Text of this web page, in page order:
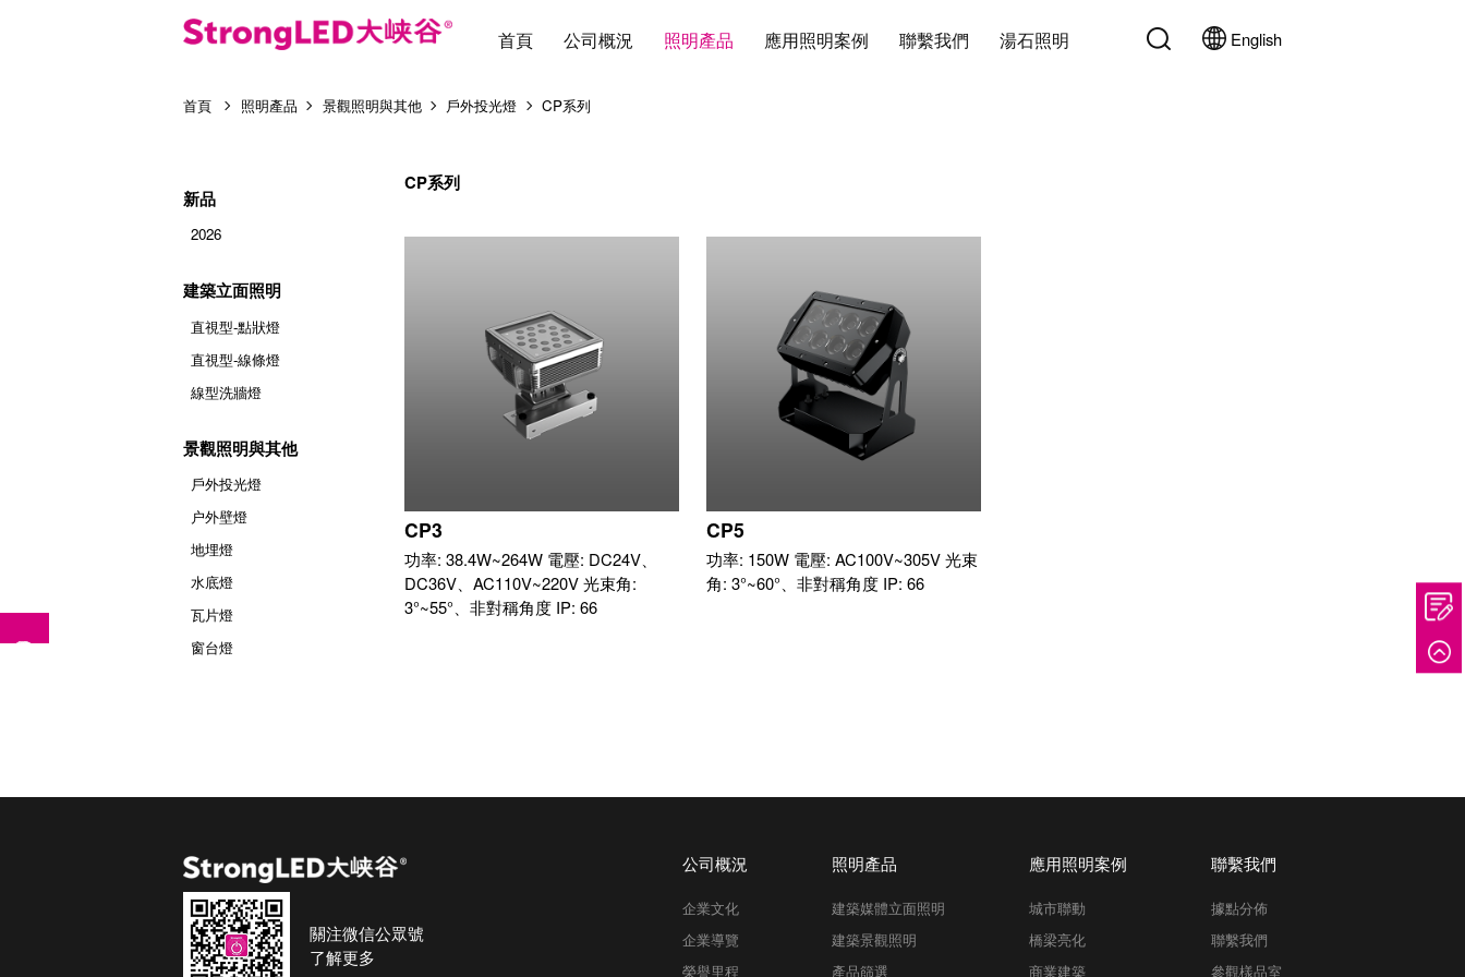
首頁 公司概況 照明產品 應用照明案例 聯繫我們 湯石照明 English
首頁 照明產品 景觀照明與其他 戶外投光燈 CP系列
新品
2026
建築立面照明
直視型-點狀燈
直視型-線條燈
線型洗牆燈
景觀照明與其他
戶外投光燈
户外壁燈
地埋燈
水底燈
瓦片燈
窗台燈
CP系列
CP3
功率: 38.4W~264W 電壓: DC24V、
DC36V、AC110V~220V 光束角:
3°~55°、非對稱角度 IP: 66
CP5
功率: 150W 電壓: AC100V~305V 光束
角: 3°~60°、非對稱角度 IP: 66
關注微信公眾號
了解更多
公司概況
企業文化
企業導覽
榮譽里程
照明產品
建築媒體立面照明
建築景觀照明
產品篩選
應用照明案例
城市聯動
橋梁亮化
商業建築
聯繫我們
據點分佈
聯繫我們
參觀樣品室